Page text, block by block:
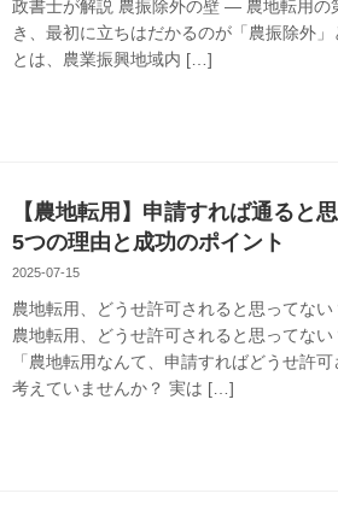
政書士が解説 農振除外の壁 — 農地転用の
き、最初に立ちはだかるのが「農振除外
とは、農業振興地域内 […]
【農地転用】申請すれば通ると
5つの理由と成功のポイント
2025-07-15
農地転用、どうせ許可されると思ってない
農地転用、どうせ許可されると思ってない
「農地転用なんて、申請すればどうせ許
考えていませんか？ 実は […]